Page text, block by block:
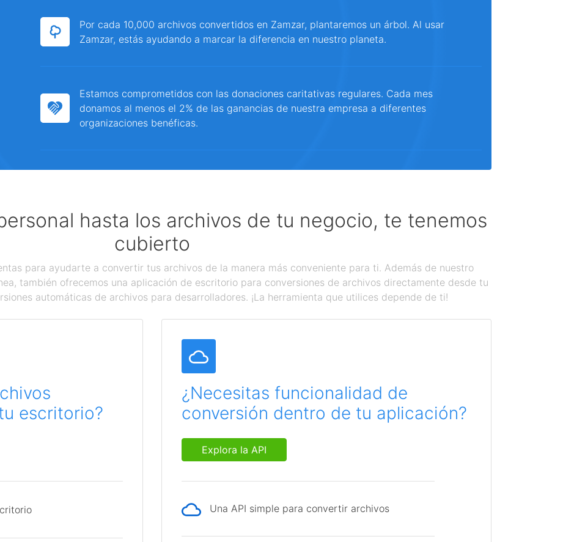
Por cada 10,000 archivos convertidos en Zamzar, plantaremos un árbol. Al usar
Zamzar, estás ayudando a marcar la diferencia en nuestro planeta.
Estamos comprometidos con las donaciones caritativas regulares. Cada mes
donamos al menos el 2% de las ganancias de nuestra empresa a diferentes
organizaciones benéficas.
hasta los archivos de tu negocio, te tenemos
cubierto
para ayudarte a convertir tus archivos de la manera más conveniente para ti. Además de nuestro
también ofrecemos una aplicación de escritorio para conversiones de archivos directamente desde tu
automáticas de archivos para desarrolladores. ¡La herramienta que utilices depende de ti!
escritorio?
¿Necesitas funcionalidad de
conversión dentro de tu aplicación?
Explora la API
Una API simple para convertir archivos